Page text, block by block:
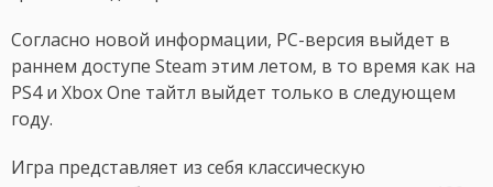
Согласно новой информации, PC-версия выйдет в
раннем доступе Steam этим летом, в то время как на
PS4 и Xbox One тайтл выйдет только в следующем
году.
Игра представляет из себя классическую